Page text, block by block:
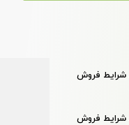
شرایط فروش
شرایط فروش